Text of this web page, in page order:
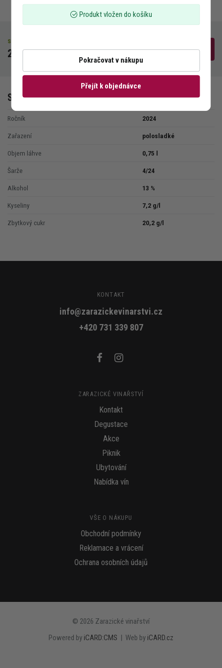
Akce
Piknik
Ubytování
Nabídka vín
skladem
240 Kč Do košíku
Produkt vložen do košíku
Pokračovat v nákupu
Přejít k objednávce
Specifikace vína
Ročník 2024
Zařazení polosladké
Objem láhve 0,75 l
Šarže 4/24
Alkohol 13 %
Kyseliny 7,2 g/l
Zbytkový cukr 20,2 g/l
KONTAKT
info@zarazickevinarstvi.cz
+420 731 339 807
ZARAZICKÉ VINAŘSTVÍ
Kontakt
Degustace
Akce
Piknik
Ubytování
Nabídka vín
VŠE O NÁKUPU
Obchodní podmínky
Reklamace a vrácení
Ochrana osobních údajů
© 2026 Zarazické vinařství
Powered by iCARD:CMS | Web by iCARD.cz